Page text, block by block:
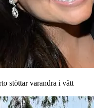
stöttar varandra i vått